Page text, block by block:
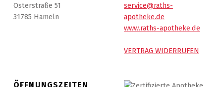
Osterstraße 51
31785 Hameln
service@raths-
apotheke.de
www.raths-apotheke.de
VERTRAG WIDERRUFEN
ÖFFNUNGSZEITEN